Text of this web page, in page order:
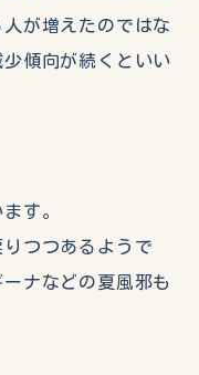
が増えたのではな
傾向が続くといい
す。
つつあるようで
ナなどの夏風邪も